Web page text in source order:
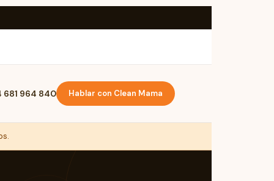
681 964 840 Hablar con Clean Mama